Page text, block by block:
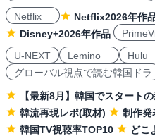
Netflix
Netflix2026年作
Disney+2026年作品
U-NEXT
Lemino Hulu
グローバル視点で読む韓国ドラ
【最新8月】韓国でスタート
韓流再現レポ(取材)
制作発
韓国TV視聴率TOP10
どこ